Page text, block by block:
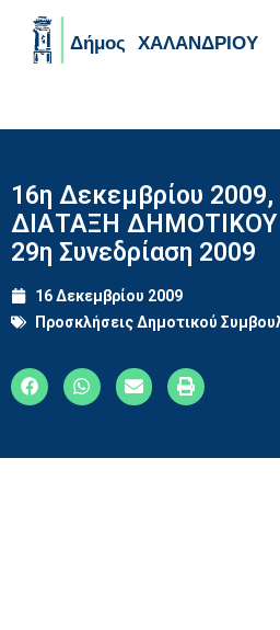
16η Δεκεμβρίου
ΔΙΑΤΑΞΗ ΔΗΜΟΤΙΚΟΥ
29η Συνεδρίαση 2009
16 Δεκεμβρίου 2009
Προσκλήσεις Δημοτικού